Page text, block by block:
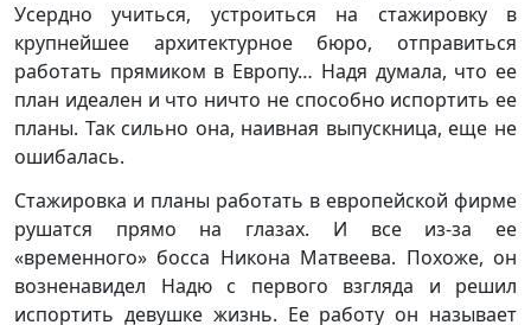
Усердно учиться, устроиться на стажировку в
крупнейшее архитектурное бюро, отправиться
работать прямиком в Европу… Надя думала, что ее
план идеален и что ничто не способно испортить ее
планы. Так сильно она, наивная выпускница, еще не
ошибалась.
Стажировка и планы работать в европейской фирме
рушатся прямо на глазах. И все из-за ее
«временного» босса Никона Матвеева. Похоже, он
возненавидел Надю с первого взгляда и решил
испортить девушке жизнь. Ее работу он называет